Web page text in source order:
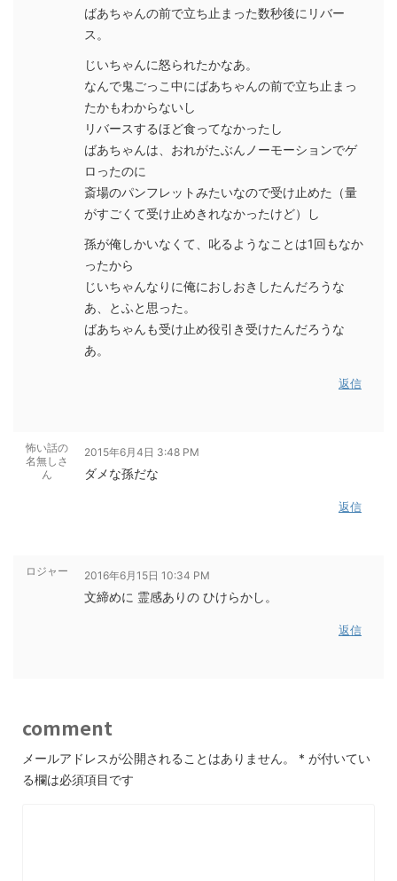
ばあちゃんの前で立ち止まった数秒後にリバー
ス。
じいちゃんに怒られたかなあ。
なんで鬼ごっこ中にばあちゃんの前で立ち止まっ
たかもわからないし
リバースするほど食ってなかったし
ばあちゃんは、おれがたぶんノーモーションでゲ
ロったのに
斎場のパンフレットみたいなので受け止めた（量
がすごくて受け止めきれなかったけど）し
孫が俺しかいなくて、叱るようなことは1回もなか
ったから
じいちゃんなりに俺におしおきしたんだろうな
あ、とふと思った。
ばあちゃんも受け止め役引き受けたんだろうな
あ。
返信
怖い話の
名無しさ
ん
2015年6月4日 3:48 PM
ダメな孫だな
返信
ロジャー 2016年6月15日 10:34 PM
文締めに 霊感ありの ひけらかし。
返信
comment
メールアドレスが公開されることはありません。 * が付いてい
る欄は必須項目です